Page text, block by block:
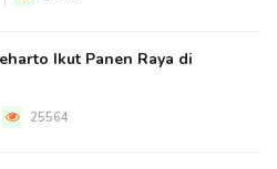
Ikut Panen Raya di
25564